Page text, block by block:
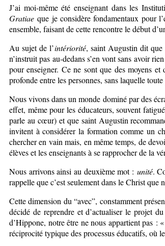
J’ai moi-même été enseignant dans les
Gratiae que je considère fondamentaux pour
ensemble, faisant de cette rencontre le début
Au sujet de l’intériorité, saint Augustin dit que
n’instruit pas au-dedans s’en vont sans avoir
pour enseigner. Ce ne sont que des moyens
profonde entre les personnes, sans laquelle
Nous vivons dans un monde dominé par des
effet, même pour les éducateurs, souvent
parle au cœur) et que saint Augustin
invitent à considérer la formation comme un
chercher en vain mais, en même temps, de
élèves et les enseignants à se rapprocher de la
Nous arrivons ainsi au deuxième mot : unité.
rappelle que c’est seulement dans le Christ
Cette dimension du “avec”, constamment
décidé de reprendre et d’actualiser le projet du
d’Hippone, notre être ne nous appartient pas :
réciprocité typique des processus éducatifs, où